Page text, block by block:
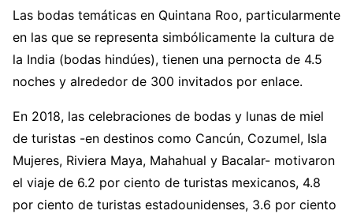
Las bodas temáticas en Quintana Roo, particularmente
en las que se representa simbólicamente la cultura de
la India (bodas hindúes), tienen una pernocta de 4.5
noches y alrededor de 300 invitados por enlace.
En 2018, las celebraciones de bodas y lunas de miel
de turistas -en destinos como Cancún, Cozumel, Isla
Mujeres, Riviera Maya, Mahahual y Bacalar- motivaron
el viaje de 6.2 por ciento de turistas mexicanos, 4.8
por ciento de turistas estadounidenses, 3.6 por ciento